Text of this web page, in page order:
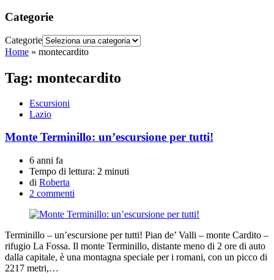
Categorie
Categorie
Home » montecardito
Tag: montecardito
Escursioni
Lazio
Monte Terminillo: un’escursione per tutti!
6 anni fa
Tempo di lettura: 2 minuti
di Roberta
2 commenti
Terminillo – un’escursione per tutti! Pian de’ Valli – monte Cardito –
rifugio La Fossa. Il monte Terminillo, distante meno di 2 ore di auto
dalla capitale, è una montagna speciale per i romani, con un picco di
2217 metri,…